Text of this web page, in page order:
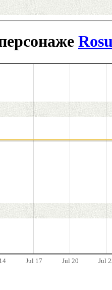
Jul 17 Jul 20 Jul